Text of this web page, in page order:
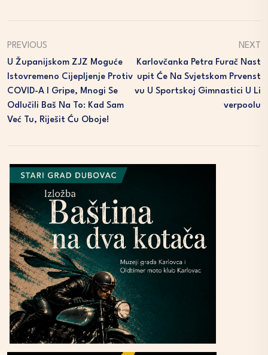
PREVIOUS
U Županijskom ZJZ Moguće
Istovremeno Cijepljenje Protiv
COVID-A I Gripe, Mnogi Se
Odlučili Baš Na To: Kad Sam
Već Tu, Riješit Ću Oboje!
NEXT
Karlovčanka Petra Furač Nast
Upit Će Na Svjetskom Prvenst
Vu U Sportskoj Gimnastici U Li
Verpoolu